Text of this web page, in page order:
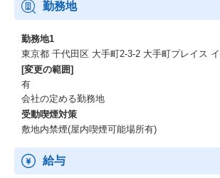
勤務地
勤務地1
東京都 千代田区 大手町2-3-2 大手町プレイス
[変更の範囲]
有
会社の定める勤務地
受動喫煙対策
敷地内禁煙(屋内喫煙可能場所有)
給与